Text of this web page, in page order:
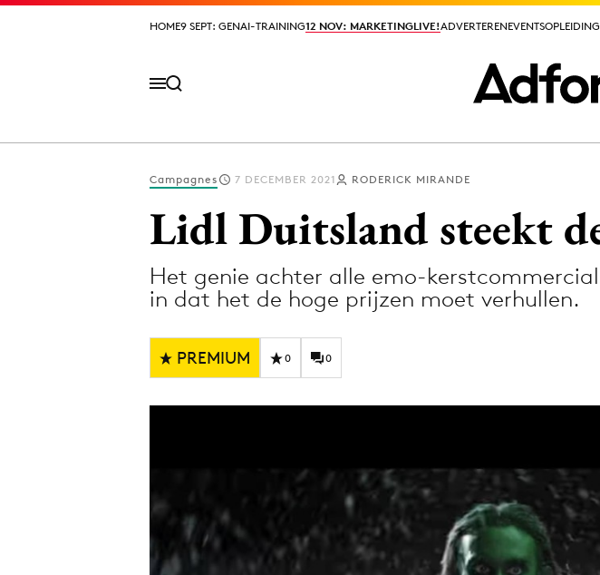
HOME9 SEPT: GENAI-TRAINING12 NOV: MARKETINGLIVE!ADVERTERENEVENTS
HOME9 SEPT: GENAI-TRAINING12 NOV: MARKETINGLIVE!ADVERTERENEVENTS
Digital transformation
Diversiteit
Effectiviteit
Interne communicatie
Martech
Campagnes 7 DECEMBER 2021 RODERICK MIRANDE
Lidl Duitsland steekt
Het genie achter alle emo-
in dat het de hoge prijzen moet verhullen.
PREMIUM 0 0